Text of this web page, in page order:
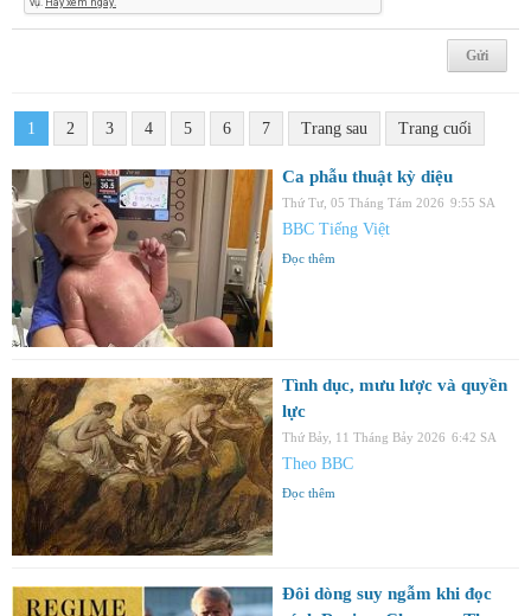
1 2 3 4 5 6 7 Trang sau Trang cuối
Ca phẫu thuật kỳ diệu
Thứ Tư, 05 Tháng Tám 2026 9:55 SA
BBC Tiếng Việt
Đọc thêm
Tình dục, mưu lược và quyền
lực
Thứ Bảy, 11 Tháng Bảy 2026 6:42 SA
Theo BBC
Đọc thêm
Đôi dòng suy ngẫm khi đọc